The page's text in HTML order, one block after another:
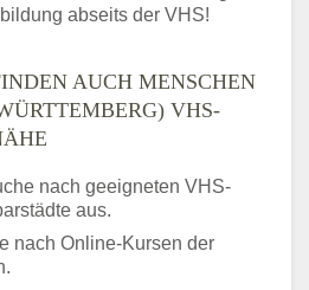
abseits der VHS!
AUCH MENSCHEN
VHS-
nach geeigneten VHS-
aus.
nach Online-Kursen der